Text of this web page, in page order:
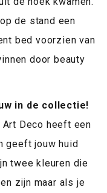
de stand een
bed voorzien van
door beauty
in de collectie!
Deco heeft een
geeft jouw huid
twee kleuren die
zijn maar als je